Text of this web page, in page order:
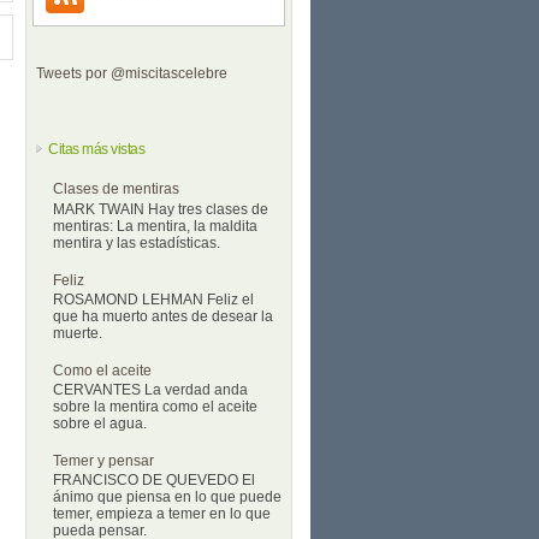
Tweets por @miscitascelebre
Citas más vistas
Clases de mentiras
MARK TWAIN Hay tres clases de
mentiras: La mentira, la maldita
mentira y las estadísticas.
Feliz
ROSAMOND LEHMAN Feliz el
que ha muerto antes de desear la
muerte.
Como el aceite
CERVANTES La verdad anda
sobre la mentira como el aceite
sobre el agua.
Temer y pensar
FRANCISCO DE QUEVEDO El
ánimo que piensa en lo que puede
temer, empieza a temer en lo que
pueda pensar.